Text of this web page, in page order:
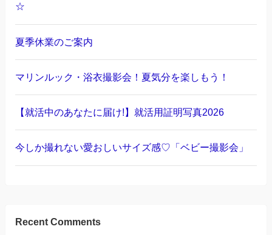
☆
夏季休業のご案内
マリンルック・浴衣撮影会！夏気分を楽しもう！
【就活中のあなたに届け!】就活用証明写真2026
今しか撮れない愛おしいサイズ感♡「ベビー撮影会」
Recent Comments